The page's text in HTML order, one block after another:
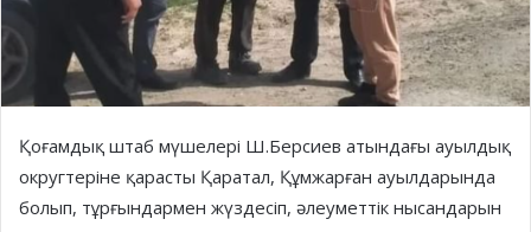
Қоғамдық штаб мүшелері Ш.Берсиев атындағы ауылдық
округтеріне қарасты Қаратал, Құмжарған ауылдарында
болып, тұрғындармен жүздесіп, әлеуметтік нысандарын